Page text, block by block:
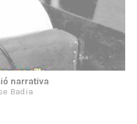
narrativa
Badia